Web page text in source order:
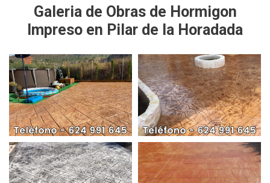
Galeria de Obras de Hormigon
Impreso en Pilar de la Horadada